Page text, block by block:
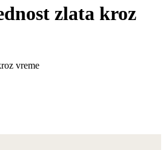
zlata kroz
vreme